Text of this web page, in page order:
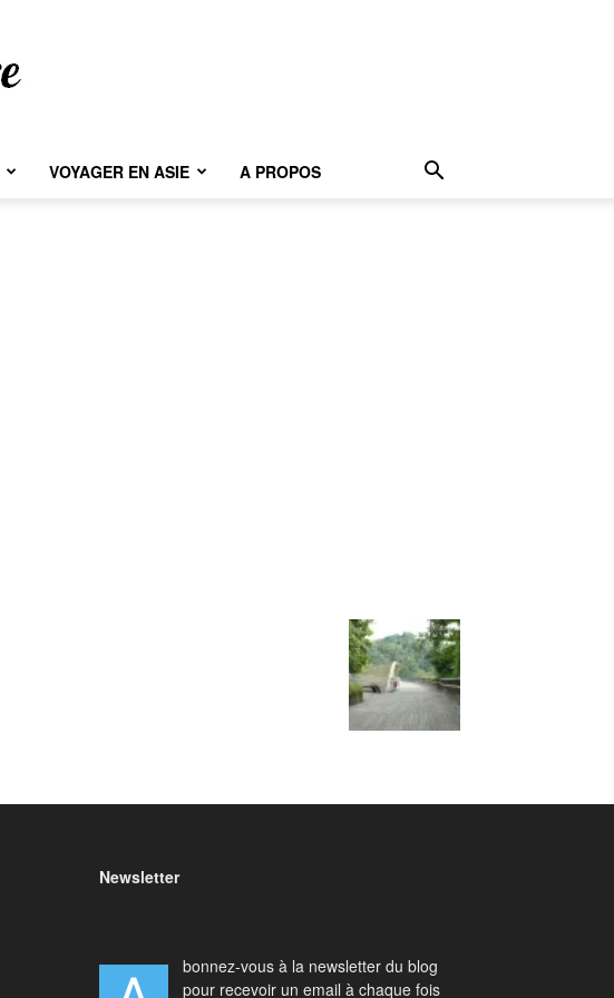
VOYAGER EN ASIE A PROPOS
Newsletter
bonnez-vous à la newsletter du blog
pour recevoir un email à chaque fois